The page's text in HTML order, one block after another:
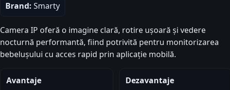
Brand: Smarty
Camera IP oferă o imagine clară, rotire ușoară și vedere
nocturnă performantă, fiind potrivită pentru monitorizarea
bebelușului cu acces rapid prin aplicație mobilă.
Avantaje
Dezavantaje